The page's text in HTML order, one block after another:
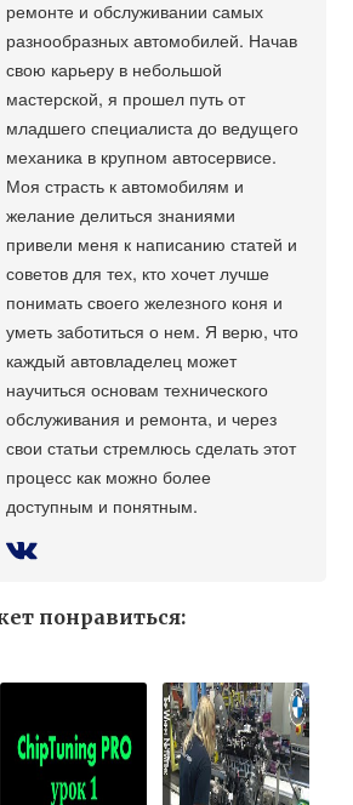
ремонте и обслуживании самых
разнообразных автомобилей. Начав
свою карьеру в небольшой
мастерской, я прошел путь от
младшего специалиста до ведущего
механика в крупном автосервисе.
Моя страсть к автомобилям и
желание делиться знаниями
привели меня к написанию статей и
советов для тех, кто хочет лучше
понимать своего железного коня и
уметь заботиться о нем. Я верю, что
каждый автовладелец может
научиться основам технического
обслуживания и ремонта, и через
свои статьи стремлюсь сделать этот
процесс как можно более
доступным и понятным.
понравиться: